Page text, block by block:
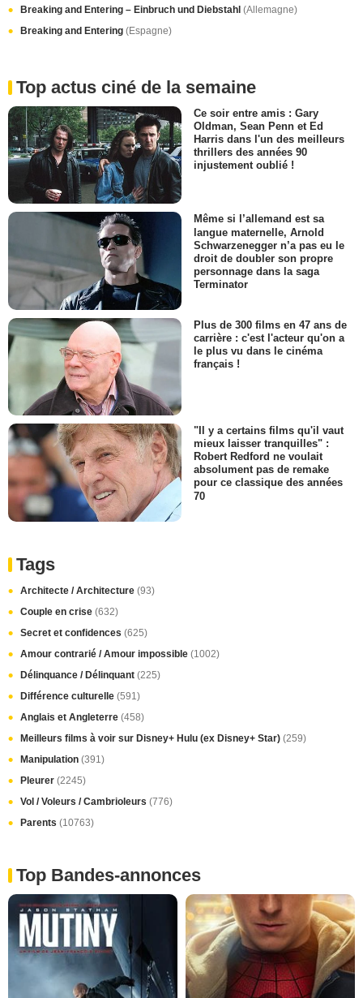
Breaking and Entering – Einbruch und Diebstahl (Allemagne)
Breaking and Entering (Espagne)
Top actus ciné de la semaine
Ce soir entre amis : Gary
Oldman, Sean Penn et Ed
Harris dans l'un des meilleurs
thrillers des années 90
injustement oublié !
Même si l’allemand est sa
langue maternelle, Arnold
Schwarzenegger n’a pas eu le
droit de doubler son propre
personnage dans la saga
Terminator
Plus de 300 films en 47 ans de
carrière : c'est l'acteur qu'on a
le plus vu dans le cinéma
français !
"Il y a certains films qu'il vaut
mieux laisser tranquilles" :
Robert Redford ne voulait
absolument pas de remake
pour ce classique des années
70
Tags
Architecte / Architecture (93)
Couple en crise (632)
Secret et confidences (625)
Amour contrarié / Amour impossible (1002)
Délinquance / Délinquant (225)
Différence culturelle (591)
Anglais et Angleterre (458)
Meilleurs films à voir sur Disney+ Hulu (ex Disney+ Star) (259)
Manipulation (391)
Pleurer (2245)
Vol / Voleurs / Cambrioleurs (776)
Parents (10763)
Top Bandes-annonces